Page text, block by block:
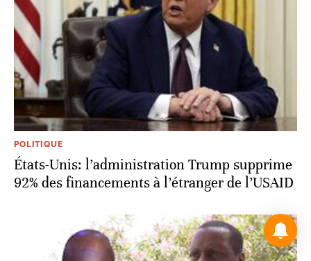
POLITIQUE
États-Unis: l’administration Trump supprime
92% des financements à l’étranger de l’USAID